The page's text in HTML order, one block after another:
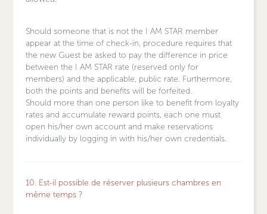
Should someone that is not the I AM STAR member
appear at the time of check-in, procedure requires that
the new Guest be asked to pay the difference in price
between the I AM STAR rate (reserved only for
members) and the applicable, public rate. Furthermore,
both the points and benefits will be forfeited.
Should more than one person like to benefit from loyalty
rates and accumulate reward points, each one must
open his/her own account and make reservations
individually by logging in with his/her own credentials.
10. Est-il possible de réserver plusieurs chambres en
même temps ?